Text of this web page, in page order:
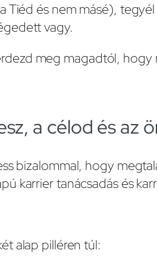
Tiéd és nem másé),
vagy.
meg magadtól,
a célod és az
bizalommal, hogy
karrier tanácsadás és
alap pilléren túl: